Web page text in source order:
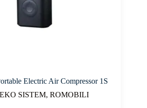
Electric Air Compressor 1S
EKO SISTEM, ROMOBILI